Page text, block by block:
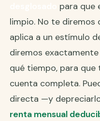
para que
limpio. No te diremos
aplica a un estímulo
diremos
qué tiempo, para
cuenta completa.
directa —y
renta mensual